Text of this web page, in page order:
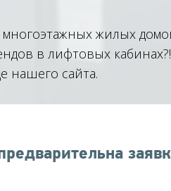
жилых
в лифтовых кабинах?!
нашего сайта.